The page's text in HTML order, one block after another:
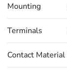
Mounting
Terminals
Contact Material